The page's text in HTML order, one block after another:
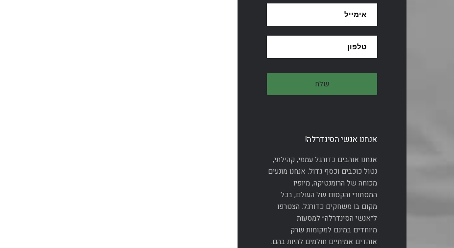
אנחנו אנשי הסינדרלה!
אנחנו אוהבים כדורגל עממי, קהילתי,
נטול כוכבים וכסף גדול. אנחנו מונעים
מכוחה של הרומנטיקה, מיופיו
המסתורי והקסום של העולם, בכל
מקום בו משחקים כדורגל. הצטרפו
ל״אנשי הסינדרלה״ למסעות
מיוחדים במינם למקומות שרק
אוהדים אמיתיים חולמים להיות בהם.